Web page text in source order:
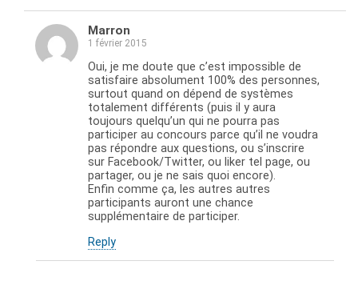
Marron
1 février 2015
Oui, je me doute que c’est impossible de
satisfaire absolument 100% des personnes,
surtout quand on dépend de systèmes
totalement différents (puis il y aura
toujours quelqu’un qui ne pourra pas
participer au concours parce qu’il ne voudra
pas répondre aux questions, ou s’inscrire
sur Facebook/Twitter, ou liker tel page, ou
partager, ou je ne sais quoi encore).
Enfin comme ça, les autres autres
participants auront une chance
supplémentaire de participer.
Reply